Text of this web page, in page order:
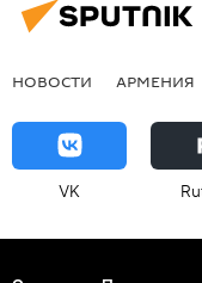
НОВОСТИ АРМЕНИЯ
VK